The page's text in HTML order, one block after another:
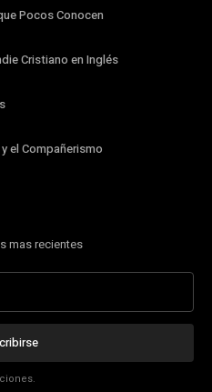
Pocos Conocen
Cristiano en Inglés
el Compañerismo
mas recientes